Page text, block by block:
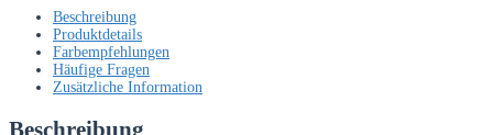
weiß-
silber
m
Beschreibung
Produktdetails
Farbempfehlungen
Häufige Fragen
Zusätzliche Information
Beschreibung